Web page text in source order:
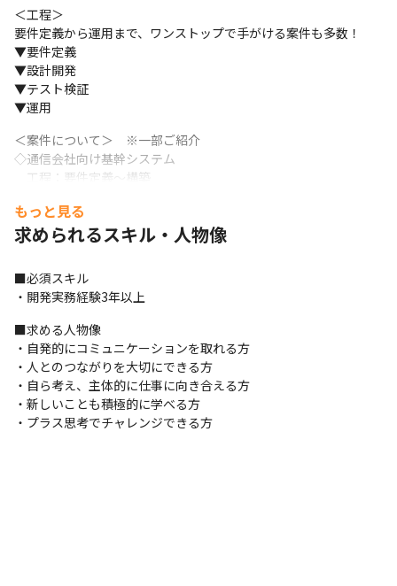
＜工程＞
要件定義から運用まで、ワンストップで手がける案件も多数！
▼要件定義
▼設計開発
▼テスト検証
▼運用
＜案件について＞　※一部ご紹介
◇通信会社向け基幹システム
工程：要件定義～構築
工程：要件定義～構築
その他にも、多彩な案件が多数！
◇カード決済システム開発
◇人事給与システム移行・導入 など
これらのうち、経験やスキル、そして「こんな業務にチャレンジ
したい」
というご希望に合った案件でご活躍いただきます。
＜ポイント＞
★チームで取り組む案件が中心
もっと見る
求められるスキル・人物像
■必須スキル
・開発実務経験3年以上
■求める人物像
・自発的にコミュニケーションを取れる方
・人とのつながりを大切にできる方
・自ら考え、主体的に仕事に向き合える方
・新しいことも積極的に学べる方
・プラス思考でチャレンジできる方